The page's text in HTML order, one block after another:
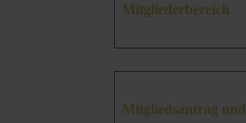
Mitgliederbereich
Mitgliedsantrag und